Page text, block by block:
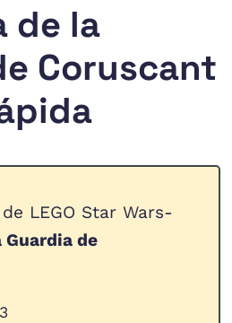
de la
Coruscant
LEGO Star Wars-
Guardia de